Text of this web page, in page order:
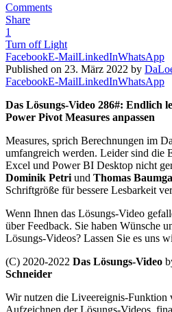
Comments
Share
1
Turn off Light
FacebookE-MailLinkedInWhatsApp
Published on 23. März 2022 by
FacebookE-MailLinkedInWhatsApp
Das Lösungs-Video 286#: Endlich
Power Pivot Measures anpassen
Measures, sprich Berechnungen im
umfangreich werden. Leider sind die
Excel und Power BI Desktop nicht
Dominik Petri und Thomas
Schriftgröße für bessere Lesbarkeit
Wenn Ihnen das Lösungs-Video
über Feedback. Sie haben Wünsche
Lösungs-Videos? Lassen Sie es uns
(C) 2020-2022 Das Lösungs-Video
Schneider
Wir nutzen die Liveereignis-Funktion
Aufzeichnen der Lösungs-Videos,